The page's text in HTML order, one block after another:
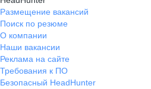
Размещение вакансий
Поиск по резюме
О компании
Наши вакансии
Реклама на сайте
Требования к ПО
Безопасный HeadHunter